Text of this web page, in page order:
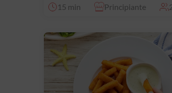
15 min Principiante